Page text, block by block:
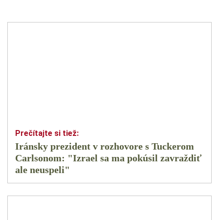
Iránsky prezident v rozhovore s Tuckerom
Carlsonom: "Izrael sa ma pokúsil zavraždiť
ale neuspeli"